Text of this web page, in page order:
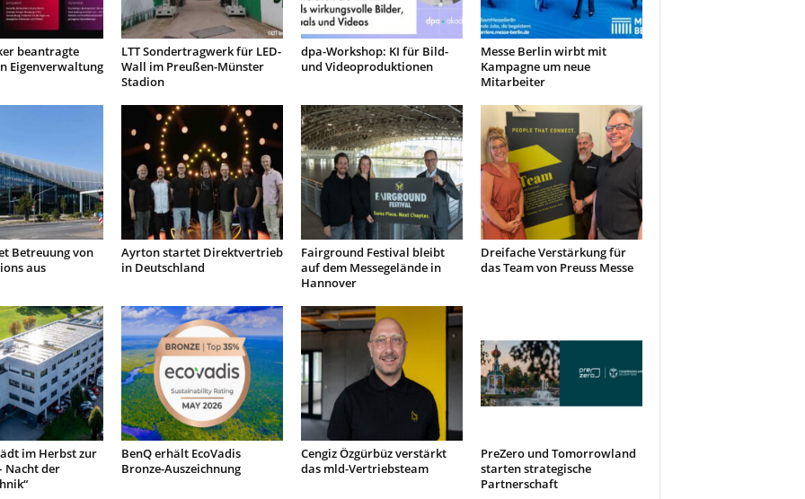
beantragte
Eigenverwaltung
LTT Sondertragwerk für LED-
Wall im Preußen-Münster
Stadion
dpa-Workshop: KI für Bild-
und Videoproduktionen
Messe Berlin wirbt mit
Kampagne um neue
Mitarbeiter
Betreuung von
aus
Ayrton startet Direktvertrieb
in Deutschland
Fairground Festival bleibt
auf dem Messegelände in
Hannover
Dreifache Verstärkung für
das Team von Preuss Messe
im Herbst zur
Nacht der
BenQ erhält EcoVadis
Bronze-Auszeichnung
Cengiz Özgürbüz verstärkt
das mld-Vertriebsteam
PreZero und Tomorrowland
starten strategische
Partnerschaft